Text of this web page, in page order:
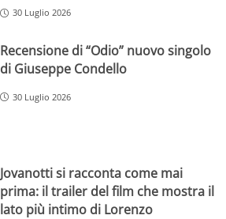
30 Luglio 2026
Recensione di “Odio” nuovo singolo
di Giuseppe Condello
30 Luglio 2026
Jovanotti si racconta come mai
prima: il trailer del film che mostra il
lato più intimo di Lorenzo